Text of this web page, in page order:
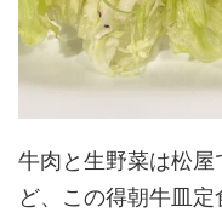
牛肉と生野菜は松
ど、この得朝牛皿